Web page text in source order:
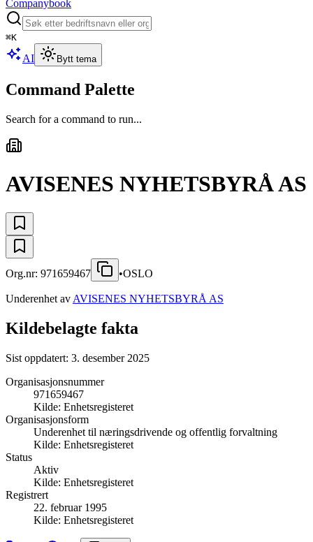
Companybook
⌘K
AI Bytt tema
Command Palette
Search for a command to run...
AVISENES NYHETSBYRÅ AS
Org.nr: 971659467 •OSLO
Underenhet av AVISENES NYHETSBYRÅ AS
Kildebelagte fakta
Sist oppdatert: 3. desember 2025
Organisasjonsnummer
971659467
Kilde: Enhetsregisteret
Organisasjonsform
Underenhet til næringsdrivende og offentlig forvaltning
Kilde: Enhetsregisteret
Status
Aktiv
Kilde: Enhetsregisteret
Registrert
22. februar 1995
Kilde: Enhetsregisteret